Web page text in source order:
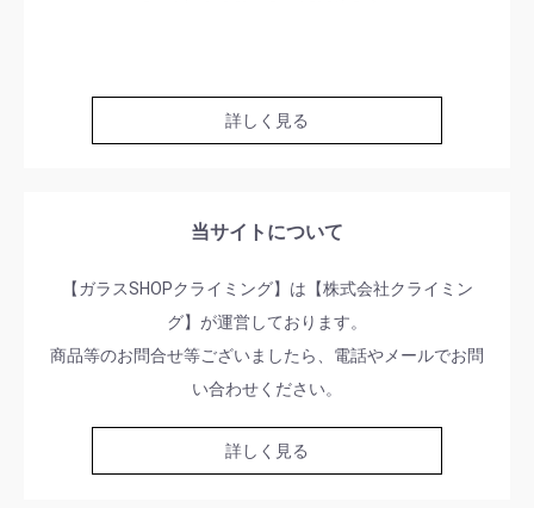
詳しく見る
当サイトについて
【ガラスSHOPクライミング】は【株式会社クライミン
グ】が運営しております。
商品等のお問合せ等ございましたら、電話やメールでお問
い合わせください。
詳しく見る